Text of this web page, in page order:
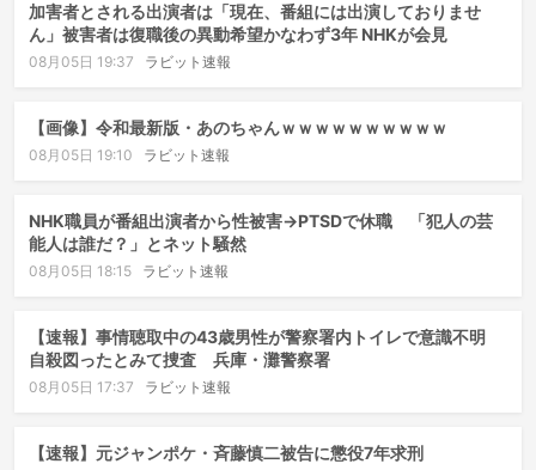
加害者とされる出演者は「現在、番組には出演しておりませ
ん」被害者は復職後の異動希望かなわず3年 NHKが会見
08月05日 19:37 ラビット速報
【画像】令和最新版・あのちゃんｗｗｗｗｗｗｗｗｗｗ
08月05日 19:10 ラビット速報
NHK職員が番組出演者から性被害→PTSDで休職 「犯人の芸
能人は誰だ？」とネット騒然
08月05日 18:15 ラビット速報
【速報】事情聴取中の43歳男性が警察署内トイレで意識不明
自殺図ったとみて捜査 兵庫・灘警察署
08月05日 17:37 ラビット速報
【速報】元ジャンポケ・斉藤慎二被告に懲役7年求刑